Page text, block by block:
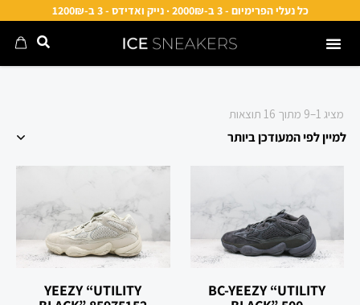
כל נעלי הפרימיום - 3 ב-2000₪ · נייק ואדידס - 3 ב-1200₪
מציג 1–9 מתוך 16 תוצאות
BC-YEEZY “UTILITY
YEEZY “UTILITY